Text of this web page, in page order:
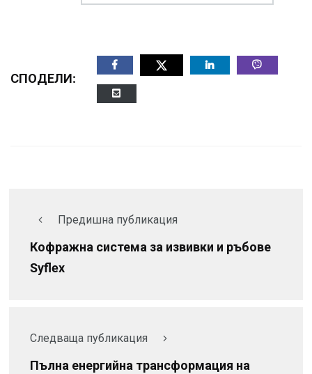
СПОДЕЛИ:
Предишна публикация
Кофражна система за извивки и ръбове
Syflex
Следваща публикация
Пълна енергийна трансформация на